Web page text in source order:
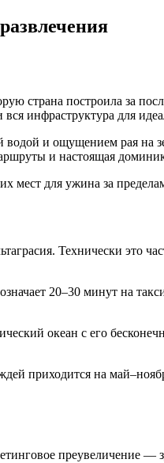
страна построила за
инфраструктура для
и ощущением рая на
и настоящая
мест для ужина за
Технически это
20–30 минут на
океан с его
приходится на
преувеличение —